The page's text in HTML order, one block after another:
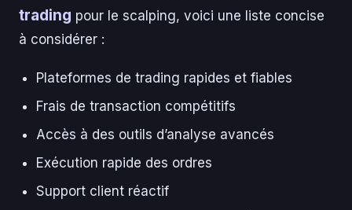
trading pour le scalping, voici une liste concise
à considérer :
Plateformes de trading rapides et fiables
Frais de transaction compétitifs
Accès à des outils d’analyse avancés
Exécution rapide des ordres
Support client réactif